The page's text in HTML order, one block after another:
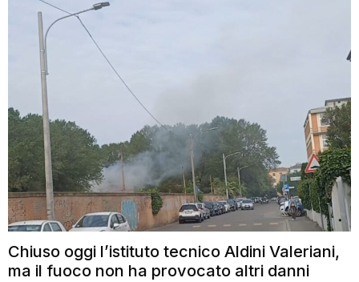
Chiuso oggi l’istituto tecnico Aldini Valeriani,
ma il fuoco non ha provocato altri danni